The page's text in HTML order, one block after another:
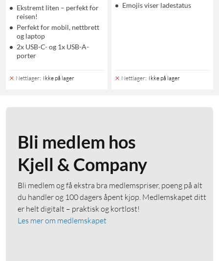
Ekstremt liten – perfekt for
reisen!
Perfekt for mobil, nettbrett
og laptop
2x USB-C- og 1x USB-A-
porter
Nettlager: Ikke på lager
Emojis viser ladestatus
Nettlager: Ikke på lager
Bli medlem hos
Kjell & Company
Bli medlem og få ekstra bra medlemspriser, poeng på alt
du handler og 100 dagers åpent kjøp. Medlemskapet ditt
er helt digitalt – praktisk og kortløst!
Les mer om medlemskapet